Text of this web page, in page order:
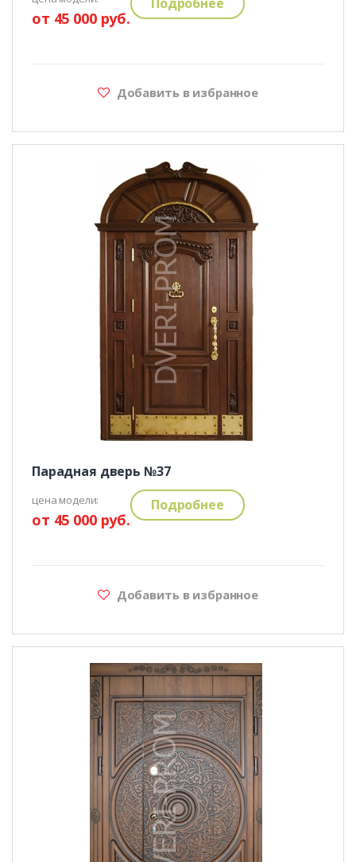
от 45 000 руб.
Добавить в избранное
Парадная дверь №37
цена модели:
от 45 000 руб.
Подробнее
Добавить в избранное